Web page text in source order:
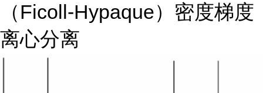
（Ficoll-Hypaque）密度梯度
离心分离